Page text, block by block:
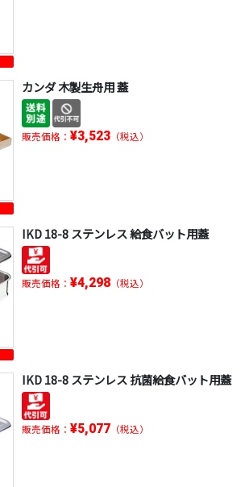
カンダ 木製生舟用 蓋
販売価格： ¥3,523（税込）
IKD 18-8 ステンレス 給食バット用蓋
販売価格： ¥4,298（税込）
IKD 18-8 ステンレス 抗菌給食バット用蓋
販売価格： ¥5,077（税込）